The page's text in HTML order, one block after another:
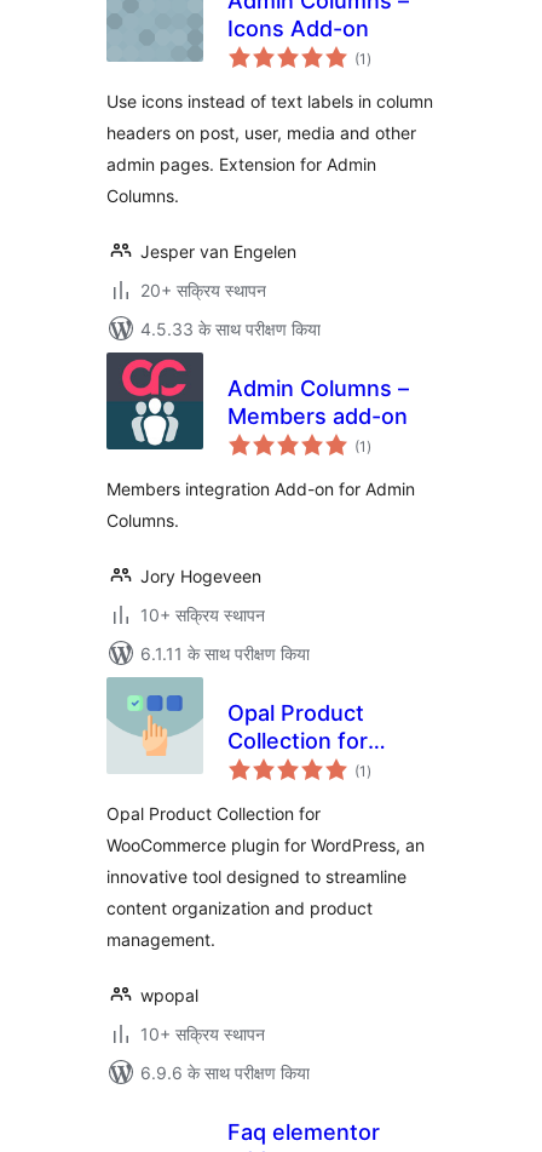
Icons Add-on
(1 कुल
दर)
Use icons instead of text labels in column
headers on post, user, media and other
admin pages. Extension for Admin
Columns.
Jesper van Engelen
20+ सक्रिय स्थापन
4.5.33 के साथ परीक्षण किया
Admin Columns –
Members add-on
(1 कुल
दर)
Members integration Add-on for Admin
Columns.
Jory Hogeveen
10+ सक्रिय स्थापन
6.1.11 के साथ परीक्षण किया
Opal Product
Collection for
WooCommerce
(1 कुल
दर)
Opal Product Collection for
WooCommerce plugin for WordPress, an
innovative tool designed to streamline
content organization and product
management.
wpopal
10+ सक्रिय स्थापन
6.9.6 के साथ परीक्षण किया
Faq elementor